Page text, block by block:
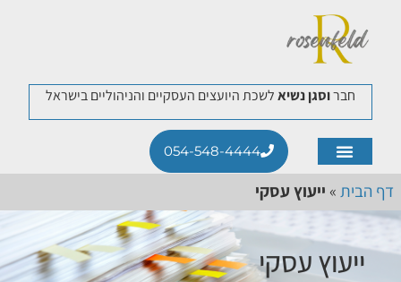
חברוסגן נשיאלשכת היועצים העסקיים והניהוליים בישראל
054-548-4444
דף הבית » ייעוץ עסקי
ייעוץ עסקי